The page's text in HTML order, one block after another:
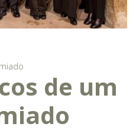
de um